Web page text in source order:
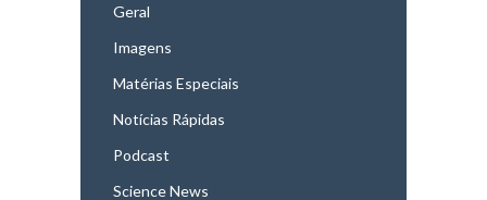
Geral
Imagens
Matérias Especiais
Notícias Rápidas
Podcast
Science News